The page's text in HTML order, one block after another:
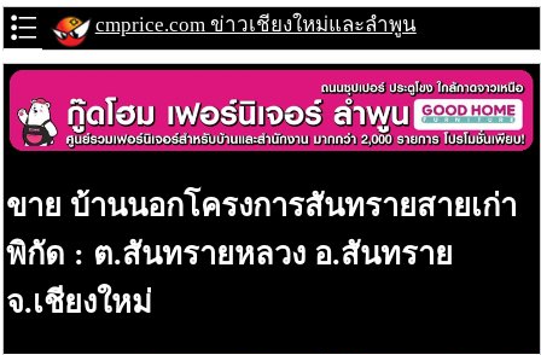
cmprice.com ข่าวเชียงใหม่และลำพูน
ขาย บ้านนอกโครงการสันทรายสายเก่า
พิกัด : ต.สันทรายหลวง อ.สันทราย
จ.เชียงใหม่